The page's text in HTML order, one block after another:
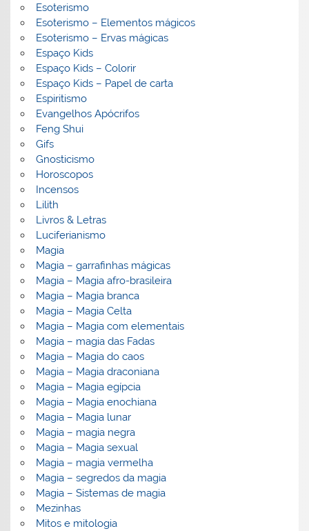
Esoterismo
Esoterismo – Elementos mágicos
Esoterismo – Ervas mágicas
Espaço Kids
Espaço Kids – Colorir
Espaço Kids – Papel de carta
Espiritismo
Evangelhos Apócrifos
Feng Shui
Gifs
Gnosticismo
Horoscopos
Incensos
Lilith
Livros & Letras
Luciferianismo
Magia
Magia – garrafinhas mágicas
Magia – Magia afro-brasileira
Magia – Magia branca
Magia – Magia Celta
Magia – Magia com elementais
Magia – magia das Fadas
Magia – Magia do caos
Magia – Magia draconiana
Magia – Magia egípcia
Magia – Magia enochiana
Magia – Magia lunar
Magia – magia negra
Magia – Magia sexual
Magia – magia vermelha
Magia – segredos da magia
Magia – Sistemas de magia
Mezinhas
Mitos e mitologia